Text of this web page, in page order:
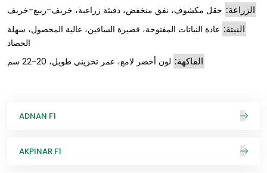
الزراعة: حقل مكشوف، نفق منخفض، دفيئة زراعية، خريف-ربيع-خريف
النبتة: عادة النباتات المفتوحة، قصيرة الساقين، عالية المحصول، سهلة
الحصاد
الفاكهة: لون أخضر لامع، عمر تخزيني طويل، 20-22 سم
ADNAN F1
AKPINAR F1